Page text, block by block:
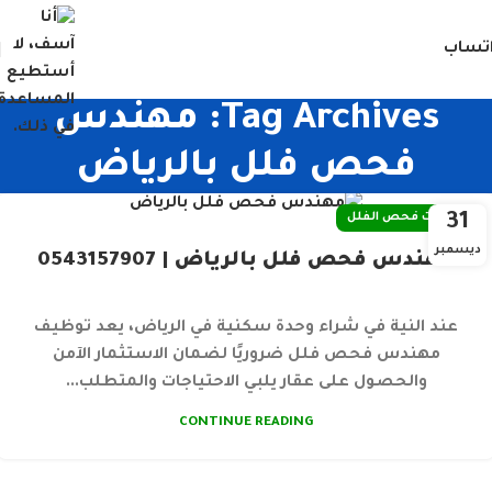
Tag Archives: مهندس
فحص فلل بالرياض
31
ديسمبر
خدمات فحص الفلل
مهندس فحص فلل بالرياض | 0543157907
عند النية في شراء وحدة سكنية في الرياض، يعد توظيف
مهندس فحص فلل ضروريًا لضمان الاستثمار الآمن
والحصول على عقار يلبي الاحتياجات والمتطلب...
CONTINUE READING